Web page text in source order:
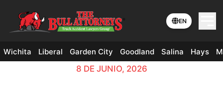
EN
Wichita Liberal Garden City Goodland Salina Hays
8 DE JUNIO, 2026